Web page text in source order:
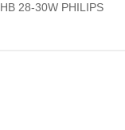
28-30W PHILIPS